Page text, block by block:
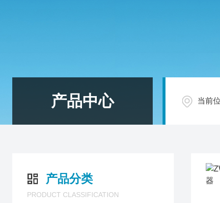
产品中心 当前
产品分类
PRODUCT CLASSIFICATION